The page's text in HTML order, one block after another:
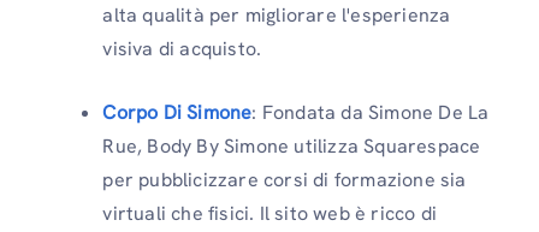
alta qualità per migliorare l'esperienza
visiva di acquisto.
Corpo Di Simone: Fondata da Simone De La
Rue, Body By Simone utilizza Squarespace
per pubblicizzare corsi di formazione sia
virtuali che fisici. Il sito web è ricco di